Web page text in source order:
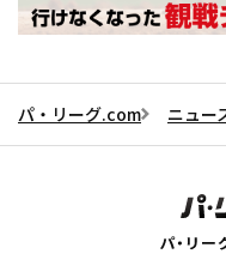
パ・リーグ.com ニュー